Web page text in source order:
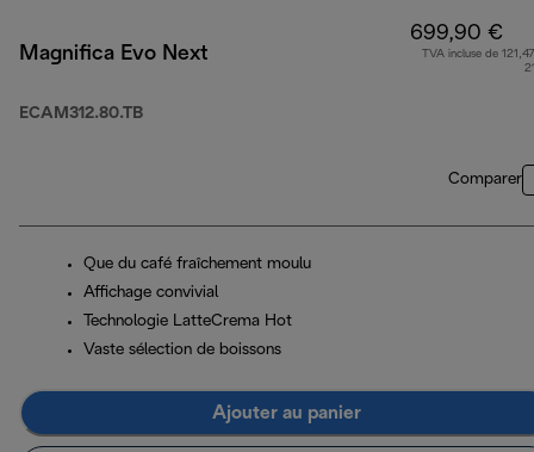
Magnifica Evo Next
ECAM312.80.TB
699,90 €
TVA incluse de
Comparer
Que du café fraîchement moulu
Affichage convivial
Technologie LatteCrema Hot
Vaste sélection de boissons
Ajouter au panier